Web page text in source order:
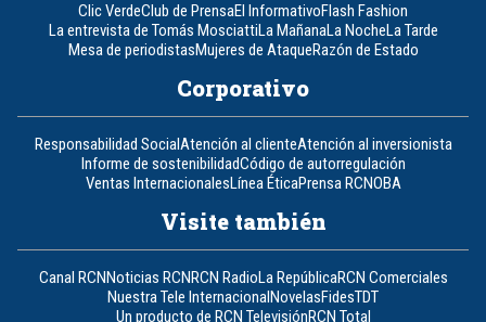
Clic VerdeClub de PrensaEl InformativoFlash Fashion
La entrevista de Tomás MosciattiLa MañanaLa NocheLa Tarde
Mesa de periodistasMujeres de AtaqueRazón de Estado
Corporativo
Responsabilidad SocialAtención al clienteAtención al inversionista
Informe de sostenibilidadCódigo de autorregulación
Ventas InternacionalesLínea ÉticaPrensa RCNOBA
Visite también
Canal RCN Noticias RCN RCN RadioLa RepúblicaRCN Comerciales
Nuestra Tele Internacional NovelasFidesTDT
Un producto de RCN TelevisiónRCN Total